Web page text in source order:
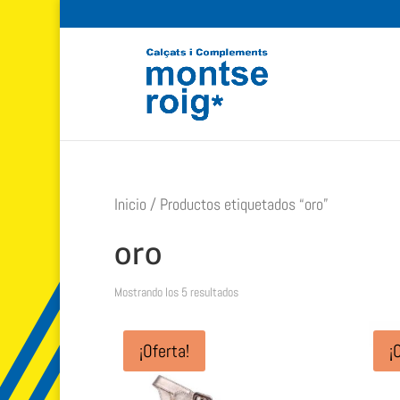
Inicio / Productos etiquetados “oro”
oro
Mostrando los 5 resultadosOrdenado
¡Oferta!